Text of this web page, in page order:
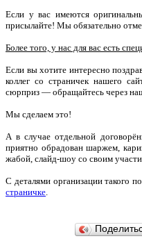
Если у вас имеются
присылайте! Мы обязательно
Более того, у нас для вас есть
Если вы хотите интересно
коллег со страничек нашего
сюрприз — обращайтесь через
Мы сделаем это!
А в случае отдельной
приятно обрадован шаржем,
жабой, слайд-шоу со своим
С деталями организации такого
страничке.